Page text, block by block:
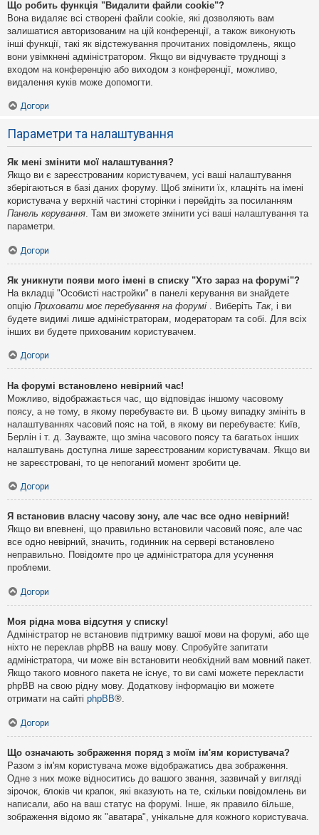
Що робить функція "Видалити файли cookie"?
Вона видаляє всі створені файли cookie, які дозволяють вам
залишатися авторизованим на цій конференції, а також виконують
інші функції, такі як відстежування прочитаних повідомлень, якщо
вони увімкнені адміністратором. Якщо ви відчуваєте труднощі з
входом на конференцію або виходом з конференції, можливо,
видалення куків може допомогти.
Догори
Параметри та налаштування
Як мені змінити мої налаштування?
Якщо ви є зареєстрованим користувачем, усі ваші налаштування
зберігаються в базі даних форуму. Щоб змінити їх, клацніть на імені
користувача у верхній частині сторінки і перейдіть за посиланням
Панель керування . Там ви зможете змінити усі ваші налаштування та
параметри.
Догори
Як уникнути появи мого імені в списку "Хто зараз на форумі"?
На вкладці "Особисті настройки" в панелі керування ви знайдете
опцію Приховати моє перебування на форумі . Виберіть Так, і ви
будете видимі лише адміністраторам, модераторам та собі. Для всіх
інших ви будете прихованим користувачем.
Догори
На форумі встановлено невірний час!
Можливо, відображається час, що відповідає іншому часовому
поясу, а не тому, в якому перебуваєте ви. В цьому випадку змініть в
налаштуваннях часовий пояс на той, в якому ви перебуваєте: Київ,
Берлін і т. д. Зауважте, що зміна часового поясу та багатьох інших
налаштувань доступна лише зареєстрованим користувачам. Якщо ви
не зареєстровані, то це непоганий момент зробити це.
Догори
Я встановив власну часову зону, але час все одно невірний!
Якщо ви впевнені, що правильно встановили часовий пояс, але час
все одно невірний, значить, годинник на сервері встановлено
неправильно. Повідомте про це адміністратора для усунення
проблеми.
Догори
Моя рідна мова відсутня у списку!
Адміністратор не встановив підтримку вашої мови на форумі, або ще
ніхто не переклав phpBB на вашу мову. Спробуйте запитати
адміністратора, чи може він встановити необхідний вам мовний пакет.
Якщо такого мовного пакета не існує, то ви самі можете перекласти
phpBB на свою рідну мову. Додаткову інформацію ви можете
отримати на сайті phpBB®.
Догори
Що означають зображення поряд з моїм ім'ям користувача?
Разом з ім'ям користувача може відображатись два зображення.
Одне з них може відноситись до вашого звання, зазвичай у вигляді
зірочок, блоків чи крапок, які вказують на те, скільки повідомлень ви
написали, або на ваш статус на форумі. Інше, як правило більше,
зображення відомо як "аватара", унікальне для кожного користувача.